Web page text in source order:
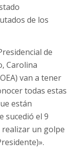
de los
de
Carolina
van a tener
todas estas
están
sucedió el 9
un golpe